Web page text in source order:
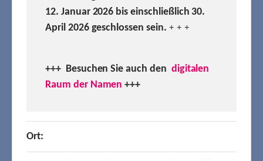
12. Januar 2026 bis einschließlich 30.
April 2026 geschlossen sein. + + +
+++ Besuchen Sie auch den digitalen
Raum der Namen +++
Ort: